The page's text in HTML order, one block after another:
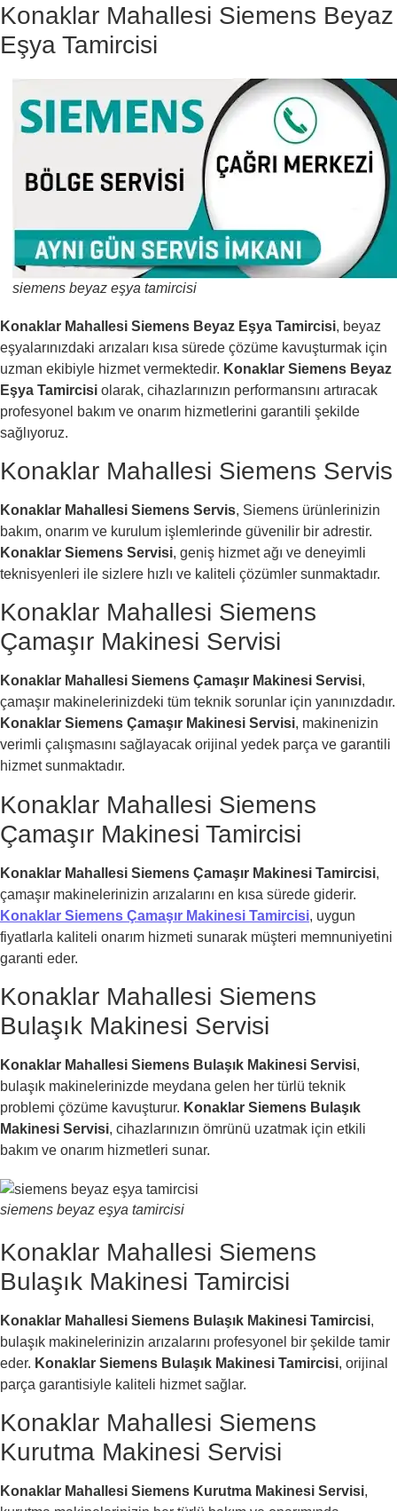
Konaklar Mahallesi Siemens Beyaz
Eşya Tamircisi
siemens beyaz eşya tamircisi
Konaklar Mahallesi Siemens Beyaz Eşya Tamircisi, beyaz
eşyalarınızdaki arızaları kısa sürede çözüme kavuşturmak için
uzman ekibiyle hizmet vermektedir. Konaklar Siemens Beyaz
Eşya Tamircisi olarak, cihazlarınızın performansını artıracak
profesyonel bakım ve onarım hizmetlerini garantili şekilde
sağlıyoruz.
Konaklar Mahallesi Siemens Servis
Konaklar Mahallesi Siemens Servis, Siemens ürünlerinizin
bakım, onarım ve kurulum işlemlerinde güvenilir bir adrestir.
Konaklar Siemens Servisi, geniş hizmet ağı ve deneyimli
teknisyenleri ile sizlere hızlı ve kaliteli çözümler sunmaktadır.
Konaklar Mahallesi Siemens
Çamaşır Makinesi Servisi
Konaklar Mahallesi Siemens Çamaşır Makinesi Servisi,
çamaşır makinelerinizdeki tüm teknik sorunlar için yanınızdadır.
Konaklar Siemens Çamaşır Makinesi Servisi, makinenizin
verimli çalışmasını sağlayacak orijinal yedek parça ve garantili
hizmet sunmaktadır.
Konaklar Mahallesi Siemens
Çamaşır Makinesi Tamircisi
Konaklar Mahallesi Siemens Çamaşır Makinesi Tamircisi,
çamaşır makinelerinizin arızalarını en kısa sürede giderir.
Konaklar Siemens Çamaşır Makinesi Tamircisi, uygun
fiyatlarla kaliteli onarım hizmeti sunarak müşteri memnuniyetini
garanti eder.
Konaklar Mahallesi Siemens
Bulaşık Makinesi Servisi
Konaklar Mahallesi Siemens Bulaşık Makinesi Servisi,
bulaşık makinelerinizde meydana gelen her türlü teknik
problemi çözüme kavuşturur. Konaklar Siemens Bulaşık
Makinesi Servisi, cihazlarınızın ömrünü uzatmak için etkili
bakım ve onarım hizmetleri sunar.
siemens beyaz eşya tamircisi
Konaklar Mahallesi Siemens
Bulaşık Makinesi Tamircisi
Konaklar Mahallesi Siemens Bulaşık Makinesi Tamircisi,
bulaşık makinelerinizin arızalarını profesyonel bir şekilde tamir
eder. Konaklar Siemens Bulaşık Makinesi Tamircisi, orijinal
parça garantisiyle kaliteli hizmet sağlar.
Konaklar Mahallesi Siemens
Kurutma Makinesi Servisi
Konaklar Mahallesi Siemens Kurutma Makinesi Servisi,